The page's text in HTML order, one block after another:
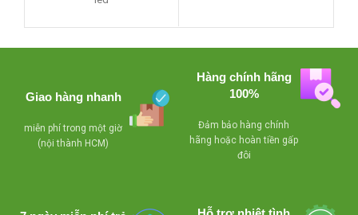
- 4 chế độ gió: nhe,
vừa, mạnh và siêu mạnh
- Chức năng tự khởi
Giao hàng nhanh
miễn phí trong một giờ
(nội thành HCM)
Hàng chính hãng
100%
Đảm bảo hàng chính
hãng hoặc hoàn tiền gấp
đôi